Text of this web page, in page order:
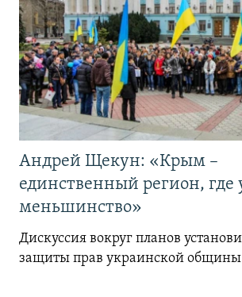
Андрей Щекун: «Крым –
единственный регион, где
меньшинство»
Дискуссия вокруг планов
защиты прав украинской